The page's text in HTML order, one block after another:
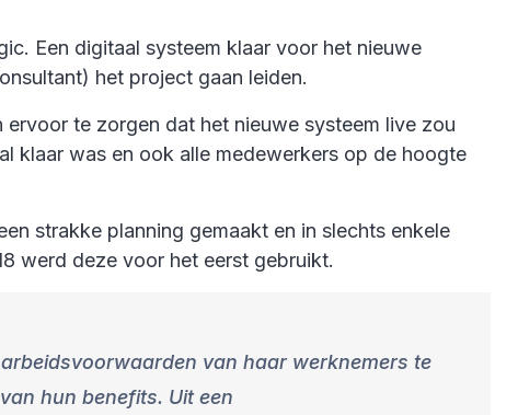
Een digitaal systeem klaar voor het nieuwe
het project gaan leiden.
te zorgen dat het nieuwe systeem live zou
klaar was en ook alle medewerkers op de hoogte
strakke planning gemaakt en in slechts enkele
werd deze voor het eerst gebruikt.
van haar werknemers te
hun benefits. Uit een